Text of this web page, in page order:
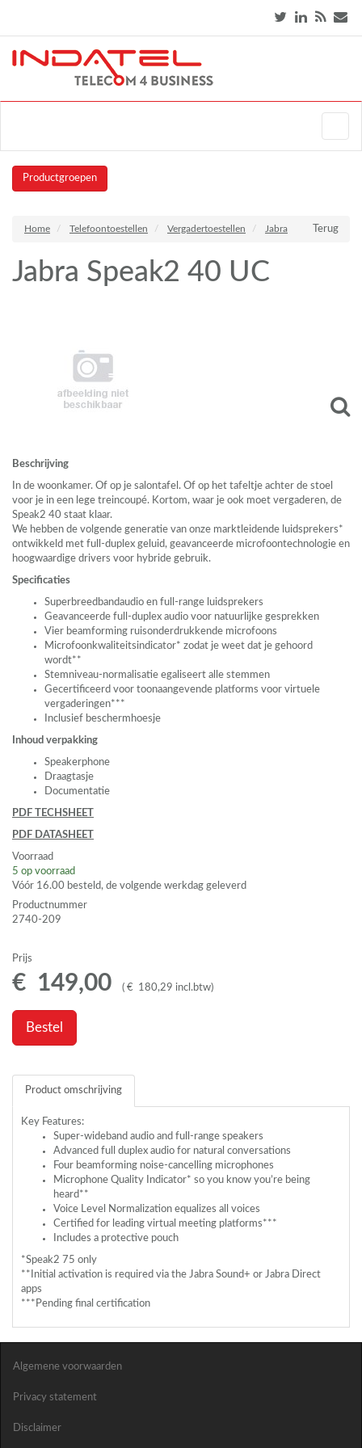
Productgroepen
Terug
Home Telefoontoestellen Vergadertoestellen Jabra
Jabra Speak2 40 UC
Beschrijving
In de woonkamer. Of op je salontafel. Of op het tafeltje achter de stoel
voor je in een lege treincoupé. Kortom, waar je ook moet vergaderen, de
Speak2 40 staat klaar.
We hebben de volgende generatie van onze marktleidende luidsprekers*
ontwikkeld met full-duplex geluid, geavanceerde microfoontechnologie en
hoogwaardige drivers voor hybride gebruik.
Specificaties
Superbreedbandaudio en full-range luidsprekers
Geavanceerde full-duplex audio voor natuurlijke gesprekken
Vier beamforming ruisonderdrukkende microfoons
Microfoonkwaliteitsindicator* zodat je weet dat je gehoord
wordt**
Stemniveau-normalisatie egaliseert alle stemmen
Gecertificeerd voor toonaangevende platforms voor virtuele
vergaderingen***
Inclusief beschermhoesje
Inhoud verpakking
Speakerphone
Draagtasje
Documentatie
PDF TECHSHEET
PDF DATASHEET
Voorraad
5 op voorraad
Vóór 16.00 besteld, de volgende werkdag geleverd
Productnummer
2740-209
Prijs
€ 149,00 ( € 180,29 incl.btw)
Bestel
Product omschrijving
Key Features:
Super-wideband audio and full-range speakers
Advanced full duplex audio for natural conversations
Four beamforming noise-cancelling microphones
Microphone Quality Indicator* so you know you’re being
heard**
Voice Level Normalization equalizes all voices
Certified for leading virtual meeting platforms***
Includes a protective pouch
*Speak2 75 only
**Initial activation is required via the Jabra Sound+ or Jabra Direct
apps
***Pending final certification
Algemene voorwaarden
Privacy statement
Disclaimer